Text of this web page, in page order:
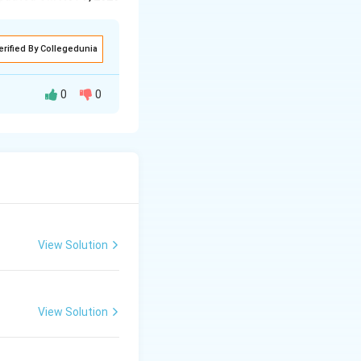
By Collegedunia
0 0
View Solution
View Solution